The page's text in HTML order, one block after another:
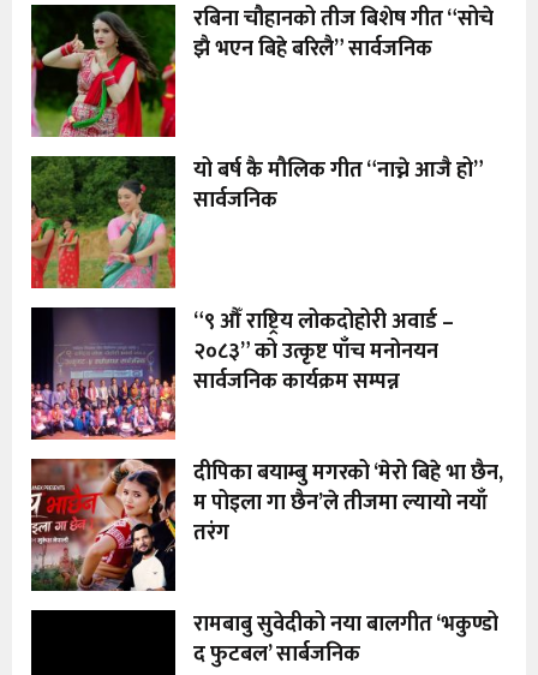
रबिना चौहानको तीज बिशेष गीत “सोचे
झै भएन बिहे बरिलै” सार्वजनिक
यो बर्ष कै मौलिक गीत “नाच्ने आजै हो”
सार्वजनिक
“९ औँ राष्ट्रिय लोकदोहोरी अवार्ड –
२०८३” को उत्कृष्ट पाँच मनोनयन
सार्वजनिक कार्यक्रम सम्पन्न
दीपिका बयाम्बु मगरको ‘मेरो बिहे भा छैन,
म पोइला गा छैन’ले तीजमा ल्यायो नयाँ
तरंग
रामबाबु सुवेदीको नया बालगीत ‘भकुण्डो
द फुटबल’ सार्बजनिक